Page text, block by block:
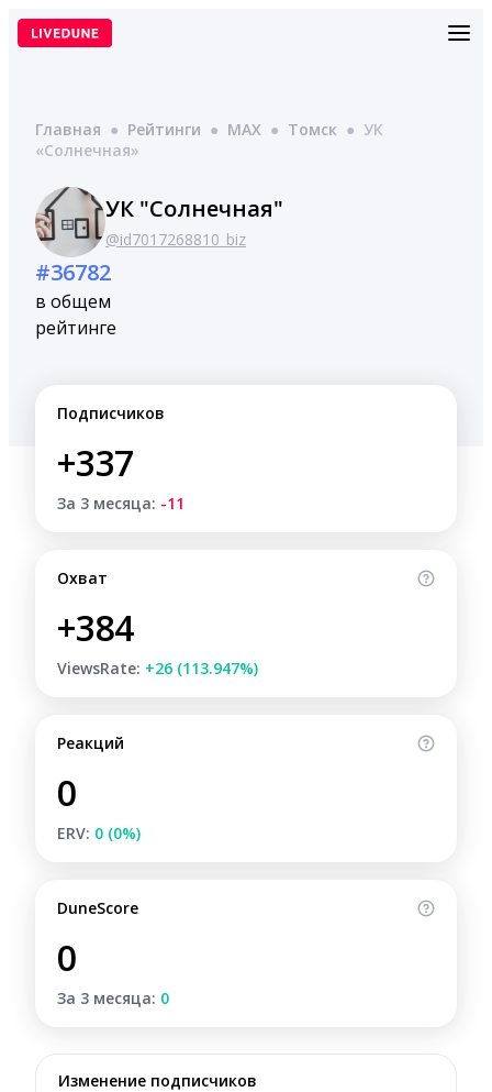
Перейти
Главная ● Рейтинги ● MAX ● Томск ● УК
«Солнечная»
УК "Солнечная"
@id7017268810_biz
#36782
в общем
рейтинге
Подписчиков
+337
За 3 месяца: -11
Охват
+384
ViewsRate: +26 (113.947%)
Реакций
0
ERV: 0 (0%)
DuneScore
0
За 3 месяца: 0
Изменение подписчиков